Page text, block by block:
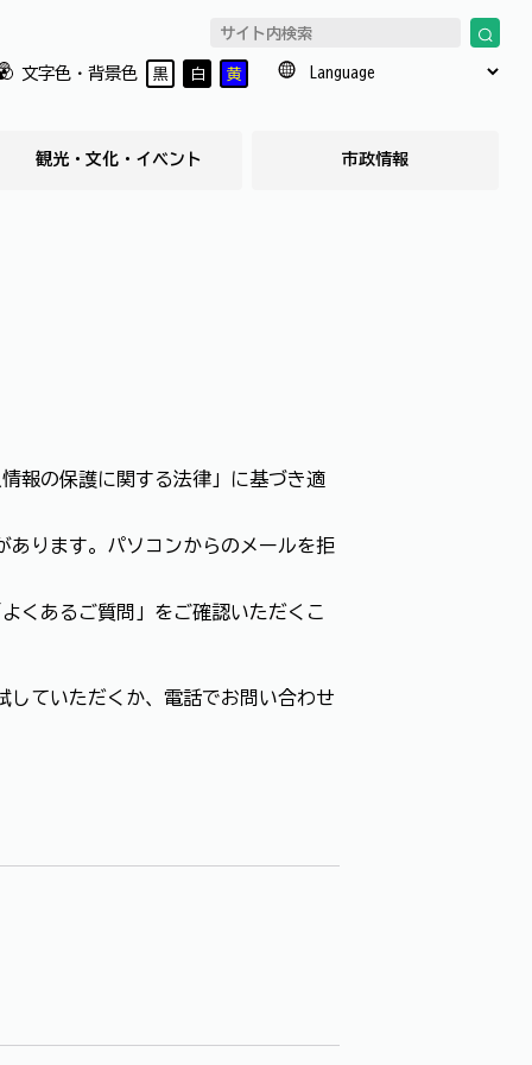
文字色・背景色 黒 白 黄
観光・文化・イベント 市政情報
報の保護に関する法律」に基づき適
あります。パソコンからのメールを拒
くあるご質問」をご確認いただくこ
ていただくか、電話でお問い合わせ